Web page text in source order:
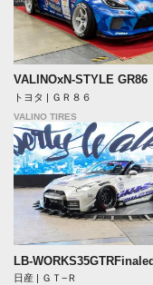
VALINOxN-STYLE GR86
トヨタ | ＧＲ８６
VALINO TIRES
LB-
日産 | ＧＴ−Ｒ